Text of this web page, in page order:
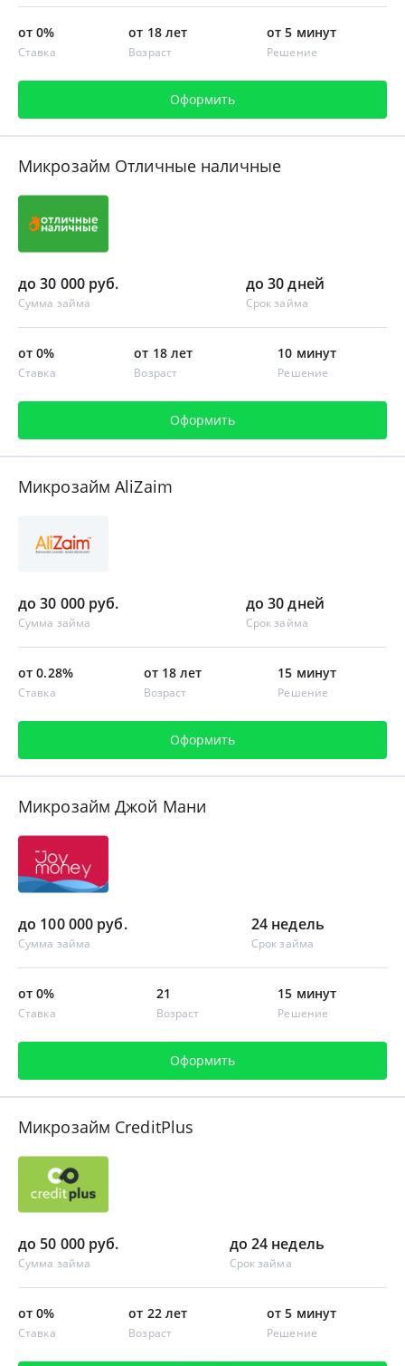
от 0%
Ставка
от 18 лет
Возраст
от 5 минут
Решение
Оформить
Микрозайм Отличные наличные
до 30 000 руб.
Сумма займа
до 30 дней
Срок займа
от 0%
Ставка
от 18 лет
Возраст
10 минут
Решение
Оформить
Микрозайм AliZaim
до 30 000 руб.
Сумма займа
до 30 дней
Срок займа
от 0.28%
Ставка
от 18 лет
Возраст
15 минут
Решение
Оформить
Микрозайм Джой Мани
до 100 000 руб.
Сумма займа
24 недель
Срок займа
от 0%
Ставка
21
Возраст
15 минут
Решение
Оформить
Микрозайм CreditPlus
до 50 000 руб.
Сумма займа
до 24 недель
Срок займа
от 0%
Ставка
от 22 лет
Возраст
от 5 минут
Решение